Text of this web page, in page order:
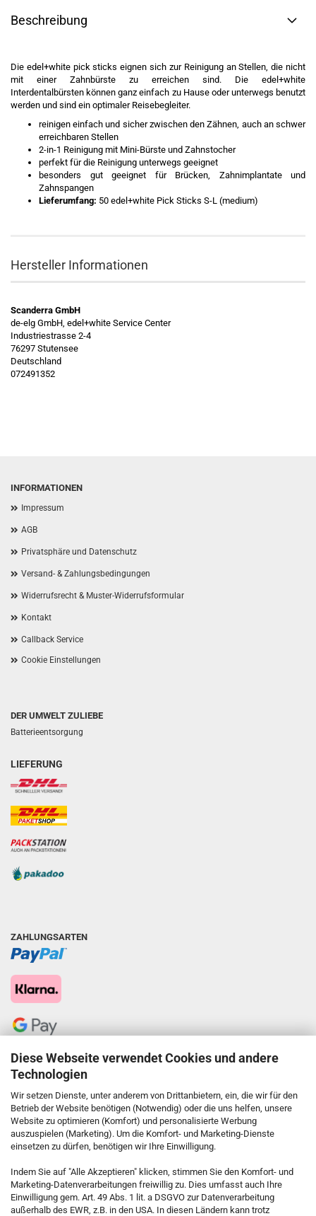
Diese Webseite verwendet Cookies und andere
Technologien
Wir setzen Dienste, unter anderem von Drittanbietern, ein, die wir für den
Betrieb der Website benötigen (Notwendig) oder die uns helfen, unsere
Website zu optimieren (Komfort) und personalisierte Werbung
auszuspielen (Marketing). Um die Komfort- und Marketing-Dienste
einsetzen zu dürfen, benötigen wir Ihre Einwilligung.
Indem Sie auf "Alle Akzeptieren" klicken, stimmen Sie den Komfort- und
Marketing-Datenverarbeitungen freiwillig zu. Dies umfasst auch Ihre
Einwilligung gem. Art. 49 Abs. 1 lit. a DSGVO zur Datenverarbeitung
außerhalb des EWR, z.B. in den USA. In diesen Ländern kann trotz
Beschreibung
Die edel+white pick sticks eignen sich zur Reinigung an Stellen, die nicht
mit einer Zahnbürste zu erreichen sind. Die edel+white
Interdentalbürsten können ganz einfach zu Hause oder unterwegs benutzt
werden und sind ein optimaler Reisebegleiter.
reinigen einfach und sicher zwischen den Zähnen, auch an schwer
erreichbaren Stellen
2-in-1 Reinigung mit Mini-Bürste und Zahnstocher
perfekt für die Reinigung unterwegs geeignet
besonders gut geeignet für Brücken, Zahnimplantate und
Zahnspangen
Lieferumfang: 50 edel+white Pick Sticks S-L (medium)
Hersteller Informationen
Scanderra GmbH
de-elg GmbH, edel+white Service Center
Industriestrasse 2-4
76297 Stutensee
Deutschland
072491352
INFORMATIONEN
Impressum
AGB
Privatsphäre und Datenschutz
Versand- & Zahlungsbedingungen
Widerrufsrecht & Muster-Widerrufsformular
Kontakt
Callback Service
Cookie Einstellungen
DER UMWELT ZULIEBE
Batterieentsorgung
LIEFERUNG
ZAHLUNGSARTEN
KONTAKT
Kostenfreie Service-Hotline